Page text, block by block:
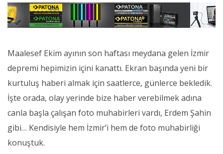
Maalesef Ekim ayının son haftası meydana gelen İzmir
depremi hepimizin içini kanattı. Ekran başında yeni bir
kurtuluş haberi almak için saatlerce, günlerce bekledik.
İşte orada, olay yerinde bize haber verebilmek adına
canla başla çalışan foto muhabirleri vardı, Erdem Şahin
gibi… Kendisiyle hem İzmir’i hem de foto muhabirliği
konuştuk.